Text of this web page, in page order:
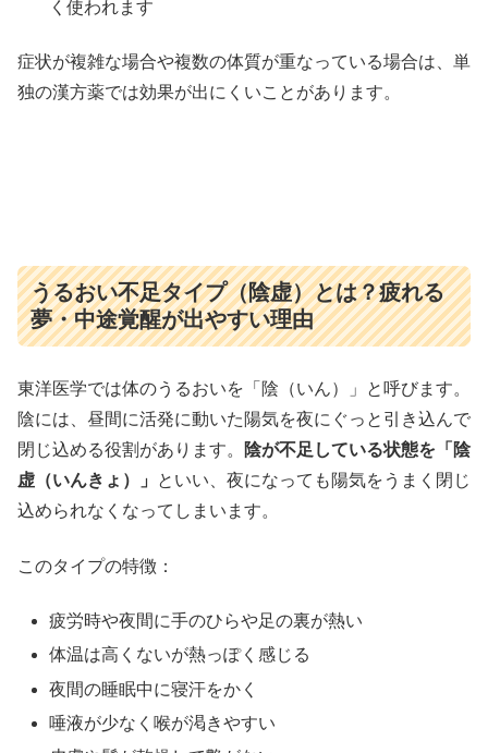
く使われます
症状が複雑な場合や複数の体質が重なっている場合は、単
独の漢方薬では効果が出にくいことがあります。
うるおい不足タイプ（陰虚）とは？疲れる
夢・中途覚醒が出やすい理由
東洋医学では体のうるおいを「陰（いん）」と呼びます。
陰には、昼間に活発に動いた陽気を夜にぐっと引き込んで
閉じ込める役割があります。
陰が不足している状態を「陰
虚（いんきょ）」
といい、夜になっても陽気をうまく閉じ
込められなくなってしまいます。
このタイプの特徴：
疲労時や夜間に手のひらや足の裏が熱い
体温は高くないが熱っぽく感じる
夜間の睡眠中に寝汗をかく
唾液が少なく喉が渇きやすい